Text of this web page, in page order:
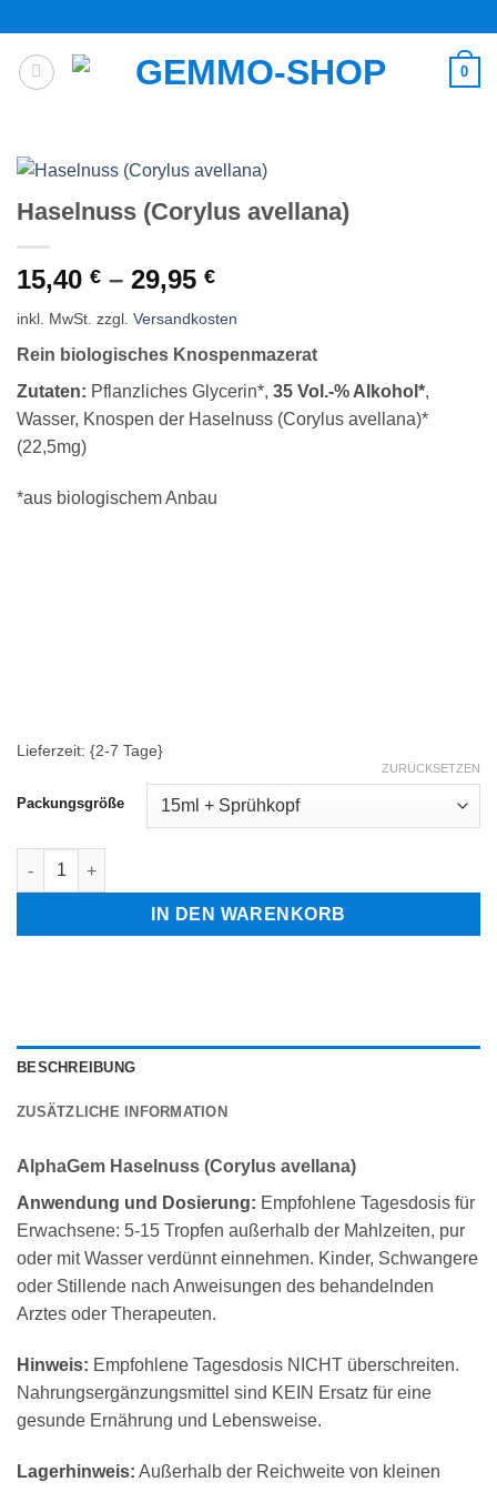
springen
0
Haselnuss (Corylus avellana)
15,40 € – 29,95 €
inkl. MwSt. zzgl. Versandkosten
Rein biologisches Knospenmazerat
Zutaten: Pflanzliches Glycerin*, 35 Vol.-% Alkohol*,
Wasser, Knospen der Haselnuss (Corylus avellana)*
(22,5mg)
*aus biologischem Anbau
Lieferzeit: {2-7 Tage}
Packungsgröße
ZURÜCKSETZEN
Haselnuss (Corylus avellana) Menge
IN DEN WARENKORB
BESCHREIBUNG
ZUSÄTZLICHE INFORMATION
AlphaGem Haselnuss (Corylus avellana)
Anwendung und Dosierung: Empfohlene Tagesdosis für
Erwachsene: 5-15 Tropfen außerhalb der Mahlzeiten, pur
oder mit Wasser verdünnt einnehmen. Kinder, Schwangere
oder Stillende nach Anweisungen des behandelnden
Arztes oder Therapeuten.
Hinweis: Empfohlene Tagesdosis NICHT überschreiten.
Nahrungsergänzungsmittel sind KEIN Ersatz für eine
gesunde Ernährung und Lebensweise.
Lagerhinweis: Außerhalb der Reichweite von kleinen